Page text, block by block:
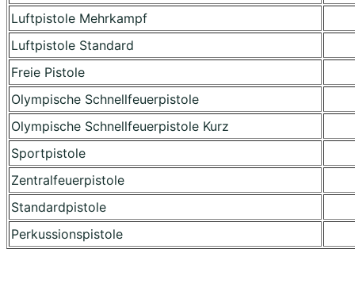
Luftpistole Mehrkampf
Luftpistole Standard
Freie Pistole
Olympische Schnellfeuerpistole
Olympische Schnellfeuerpistole Kurz
Sportpistole
Zentralfeuerpistole
Standardpistole
Perkussionspistole